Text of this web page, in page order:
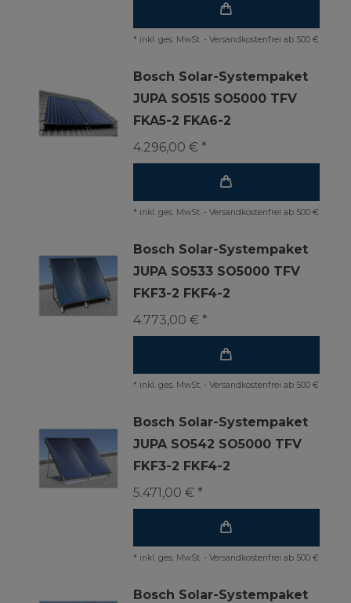
* inkl. ges. MwSt. - Versandkostenfrei ab 500 €
Bosch Solar-Systempaket
JUPA SO515 SO5000 TFV
FKA5-2 FKA6-2
4.296,00 € *
* inkl. ges. MwSt. - Versandkostenfrei ab 500 €
Bosch Solar-Systempaket
JUPA SO533 SO5000 TFV
FKF3-2 FKF4-2
4.773,00 € *
* inkl. ges. MwSt. - Versandkostenfrei ab 500 €
Bosch Solar-Systempaket
JUPA SO542 SO5000 TFV
FKF3-2 FKF4-2
5.471,00 € *
* inkl. ges. MwSt. - Versandkostenfrei ab 500 €
Bosch Solar-Systempaket